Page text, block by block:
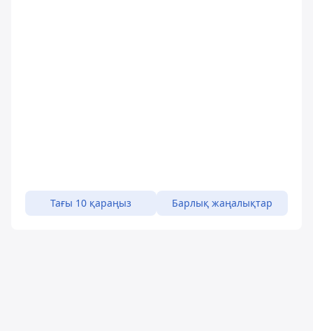
Тағы 10 қараңыз Барлық жаңалықтар